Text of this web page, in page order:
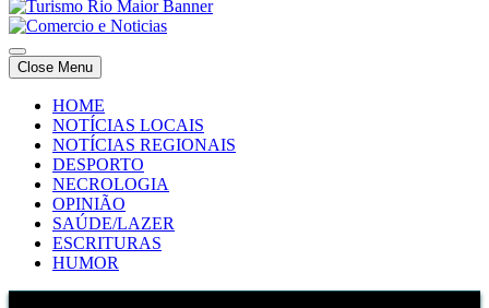
Comercio e Noticias
Notícias e Publicidade Online
Comercio e Noticias
Notícias e Publicidade Online
Close Menu
HOME
NOTÍCIAS LOCAIS
NOTÍCIAS REGIONAIS
DESPORTO
NECROLOGIA
OPINIÃO
SAÚDE/LAZER
ESCRITURAS
HUMOR